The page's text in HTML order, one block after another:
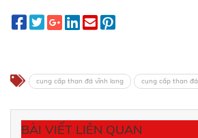
cung cấp than đá vĩnh long cung cấp than đá
BÀI VIẾT LIÊN QUAN